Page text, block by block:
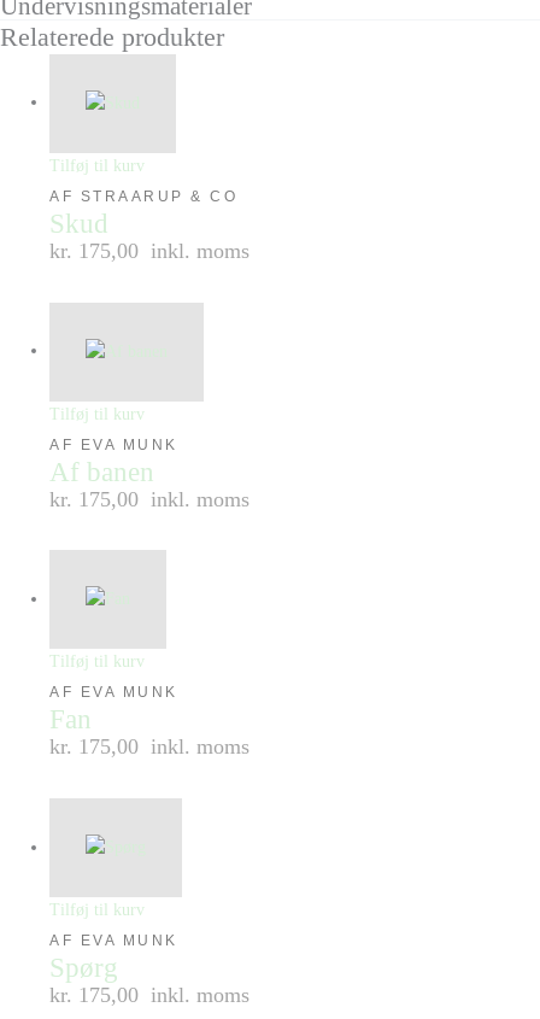
Undervisningsmaterialer
Relaterede produkter
Tilføj til kurv
AF STRAARUP & CO
Skud
kr. 175,00 inkl. moms
Tilføj til kurv
AF EVA MUNK
Af banen
kr. 175,00 inkl. moms
Tilføj til kurv
AF EVA MUNK
Fan
kr. 175,00 inkl. moms
Tilføj til kurv
AF EVA MUNK
Spørg
kr. 175,00 inkl. moms